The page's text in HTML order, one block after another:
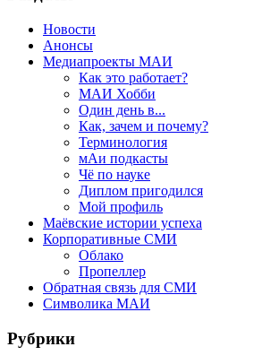
Новости
Анонсы
Медиапроекты МАИ
Как это работает?
МАИ Хобби
Один день в...
Как, зачем и почему?
Терминология
мАи подкасты
Чё по науке
Диплом пригодился
Мой профиль
Маёвские истории успеха
Корпоративные СМИ
Облако
Пропеллер
Обратная связь для СМИ
Символика МАИ
Рубрики